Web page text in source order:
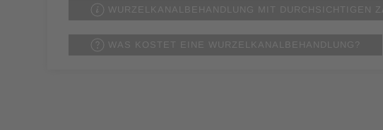
WURZELKANALBEHANDLUNG MIT DURCHSICHTIGEN
WAS KOSTET EINE WURZELKANALBEHANDLUNG?